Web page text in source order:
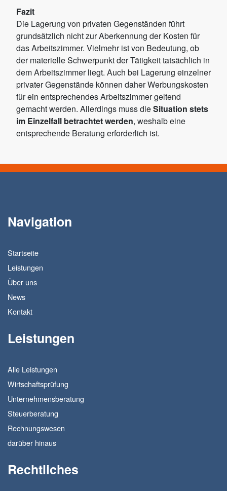
Fazit
Die Lagerung von privaten Gegenständen führt
grundsätzlich nicht zur Aberkennung der Kosten für
das Arbeitszimmer. Vielmehr ist von Bedeutung, ob
der materielle Schwerpunkt der Tätigkeit tatsächlich in
dem Arbeitszimmer liegt. Auch bei Lagerung einzelner
privater Gegenstände können daher Werbungskosten
für ein entsprechendes Arbeitszimmer geltend
gemacht werden. Allerdings muss dieSituation stets
im Einzelfall betrachtet werden, weshalb eine
entsprechende Beratung erforderlich ist.
Navigation
Startseite
Leistungen
Über uns
News
Kontakt
Leistungen
Alle Leistungen
Wirtschaftsprüfung
Unternehmensberatung
Steuerberatung
Rechnungswesen
darüber hinaus
Rechtliches